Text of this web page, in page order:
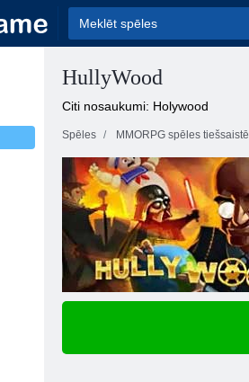
HullyWood
Citi nosaukumi: Holywood
Spēles MMORPG spēles tiešsaistē